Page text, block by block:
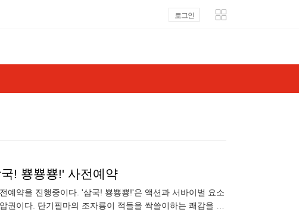
로그인
! 뿅뿅뿅!' 사전예약
예약을 진행중이다. '삼국! 뿅뿅뿅!'은 액션과 서바이벌 요소
이다. 단기필마의 조자룡이 적들을 싹쓸이하는 쾌감을 느